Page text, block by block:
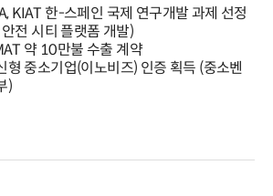
KIAT 한-스페인 국제 연구개발 과제 선정
전 시티 플랫폼 개발)
약 10만불 수출 계약
형 중소기업(이노비즈) 인증 획득 (중소벤
)